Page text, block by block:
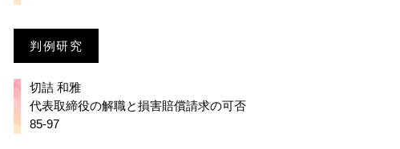
判例研究
切詰 和雅
代表取締役の解職と損害賠償請求の可否
85-97